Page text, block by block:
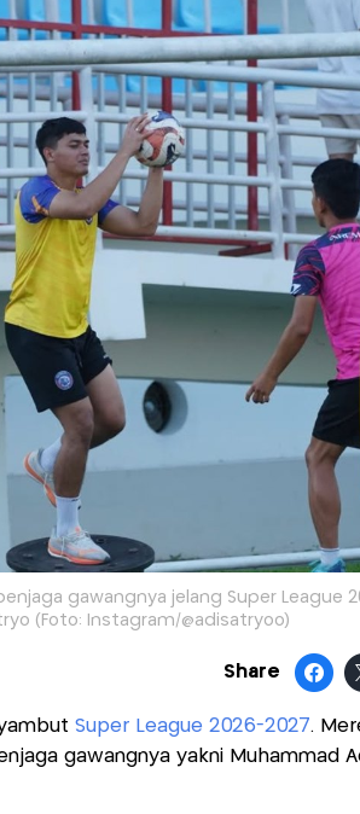
gawangnya jelang Super League
(Foto: Instagram/@adisatryoo)
Share
Super League 2026-2027.
gawangnya yakni Muhammad